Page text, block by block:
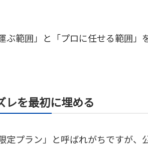
ぶ範囲」と「プロに任せる範囲
レを最初に埋める
定プラン」と呼ばれがちですが